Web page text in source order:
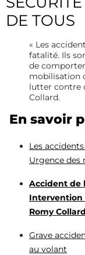
DE TOUS
« Les
fatalité. Ils
de
mobilisation
lutter contre
Collard.
En savoir
Les
Urgence des
Accident de
Intervention
Romy
Grave
au volant